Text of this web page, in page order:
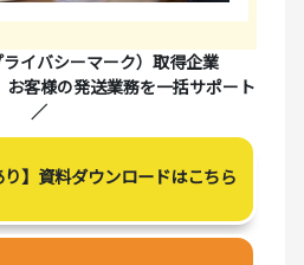
イバシーマーク）取得企業
客様の発送業務を一括サポート
／
り】資料ダウンロードはこちら